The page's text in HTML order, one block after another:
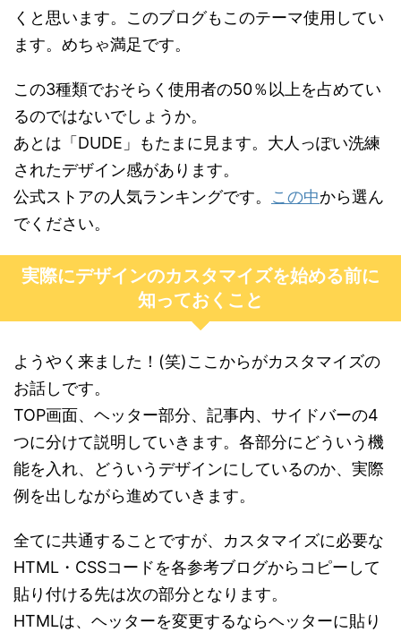
くと思います。このブログもこのテーマ使用してい
ます。めちゃ満足です。
この3種類でおそらく使用者の50％以上を占めてい
るのではないでしょうか。
あとは「DUDE」もたまに見ます。大人っぽい洗練
されたデザイン感があります。
公式ストアの人気ランキングです。 この中から選ん
でください。
実際にデザインのカスタマイズを始める前に
知っておくこと
ようやく来ました！(笑)ここからがカスタマイズの
お話しです。
TOP画面、ヘッター部分、記事内、サイドバーの4
つに分けて説明していきます。各部分にどういう機
能を入れ、どういうデザインにしているのか、実際
例を出しながら進めていきます。
全てに共通することですが、カスタマイズに必要な
HTML・CSSコードを各参考ブログからコピーして
貼り付ける先は次の部分となります。
HTMLは、ヘッターを変更するならヘッターに貼り